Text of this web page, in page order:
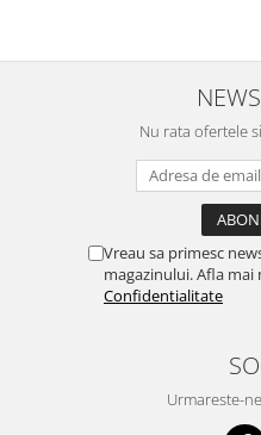
Nu rata ofertele
Vreau sa primesc
magazinului. Afla mai
Confidentialitate
Urmareste-